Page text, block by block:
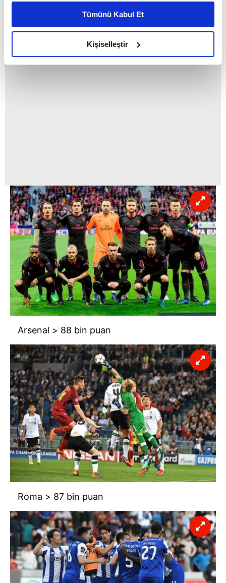
daha iyi reklam deneyimi yaşatabiliriz. Bunu yaparken
amacımızın size daha iyi bir reklam deneyimi sunmak
olduğunu ve sizlere en iyi içerikleri sunabilmek adına
elimizden gelen çabayı gösterdiğimizi ve bu noktada,
reklamların maliyetlerimizi karşılamak noktasında tek gelir
verileriniz işlenmekte olup gerekli olan çerezler bilgi
toplumu hizmetlerinin sunulması amacıyla
kullanılmaktadır. Diğer çerezler, sitemizin daha işlevsel
kılınması ve kişiselleştirilmesi ve sizlere yönelik
reklam/pazarlama faaliyetlerinin yapılması, amaçlarıyla
sınırlı olarak açık rızanız dahilinde kullanılacaktır.
Çerezlere ilişkin tercihlerinizi aşağıda yer alan panel
vasıtasıyla belirleyebilirsiniz. Çerezlere ilişkin detaylı bilgi
için Ayarlar butonuna tıklayabilir,Çerez Bilgilendirme
Metnimiziziyaret edebilirsiniz.
6698 sayılı Kişisel Verilerin Korunması Kanunu uyarınca
hazırlanmış Aydınlatma Metnimizi okumak ve sitemizde
ilgili mevzuata uygun olarak kullanılan çerezlerle ilgili bilgi
almak için lütfen tıklayınız.
Tümünü Kabul Et
Kişiselleştir
Borussia Dortmund > 89 bin puan
Arsenal > 88 bin puan
Roma > 87 bin puan